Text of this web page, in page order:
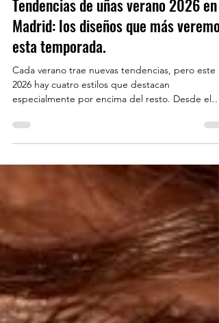
Le Comptoir Esthétique
Tendencias de uñas verano 2026 en
Madrid: los diseños que más veremos
esta temporada.
Cada verano trae nuevas tendencias, pero este
2026 hay cuatro estilos que destacan
amarillo mantequilla que ya estamos viendo en
todas partes hasta las manicuras inspiradas en
frutas, los lunares o la francesa multicolor que
acompañará las celebraciones del Orgullo
2026. En Le Comptoir Esthétique, centro de
manicura en Madrid especializado en manicura
semipermanente, BIAB y Gel-X, ya estamos
cómo estas tendencias se c